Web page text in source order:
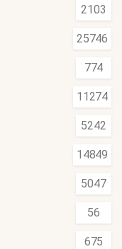
2103
25746
774
11274
5242
14849
5047
56
675